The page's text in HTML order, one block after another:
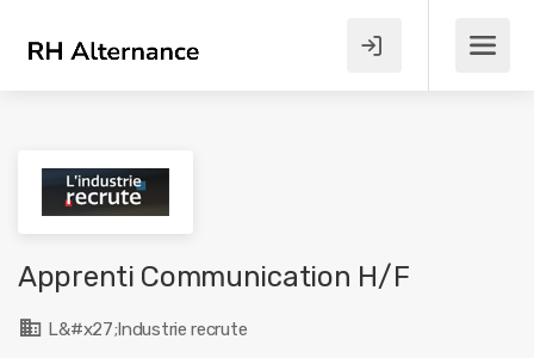
Apprenti Communication H/F
L&#x27;Industrie recrute